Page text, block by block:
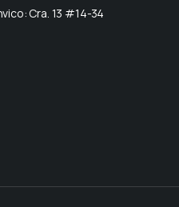
Cra. 13 #14-34